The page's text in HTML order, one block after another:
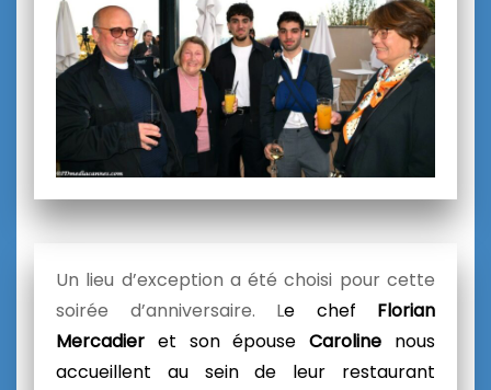
Un lieu d’exception a été choisi pour cette
soirée d’anniversaire. Le chef Florian
Mercadier et son épouseCaroline nous
accueillent au sein de leur restaurant